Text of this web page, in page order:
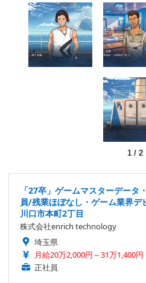
1/ 2
「27卒」ゲームマスターデータ
員/残業ほぼなし・ゲーム業界
川口市本町2丁目
株式会社enrich technology
埼玉県
月給20万2,000円～31万1,400円
正社員